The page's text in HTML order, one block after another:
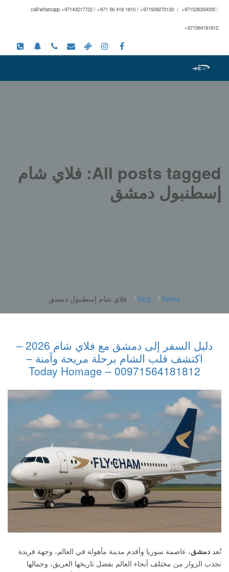
call/whatsapp +97143217722 / +971 56 418 1810 / +971509273130 / +971526350035 /
+971564181812
All posts tagged: فلاي شام
إسطنبول دمشق
home
blog فلاي شام إسطنبول دمشق
دليل السفر إلى دمشق مع فلاي شام 2026 –
اكتشف قلب الشام برحلة مريحة وآمنة –
00971564181812 – Today Homage
تُعد دمشق، عاصمة سوريا وأقدم مدينة مأهولة في العالم، وجهة فريدة
تجذب الزوار من مختلف أنحاء العالم بفضل تاريخها العريق، وجمالها